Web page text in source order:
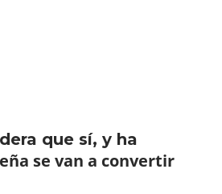
que sí, y ha
se van a convertir